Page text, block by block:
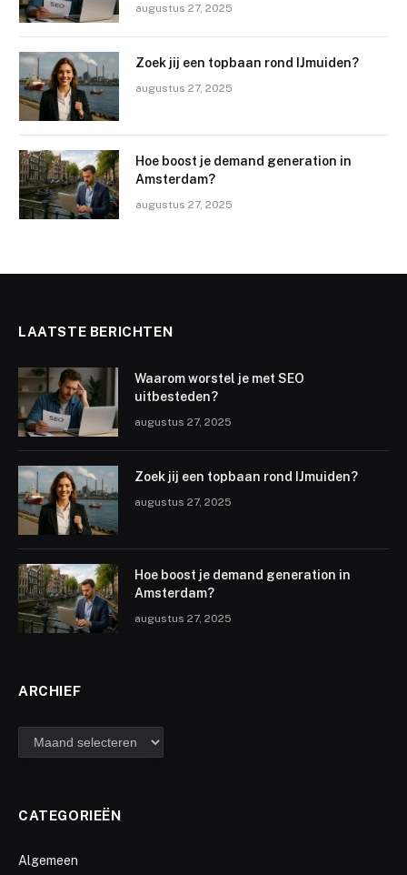
augustus 27, 2025
Zoek jij een topbaan rond IJmuiden?
augustus 27, 2025
Hoe boost je demand generation in
Amsterdam?
augustus 27, 2025
LAATSTE BERICHTEN
Waarom worstel je met SEO
uitbesteden?
augustus 27, 2025
Zoek jij een topbaan rond IJmuiden?
augustus 27, 2025
Hoe boost je demand generation in
Amsterdam?
augustus 27, 2025
ARCHIEF
archief
CATEGORIEËN
Algemeen